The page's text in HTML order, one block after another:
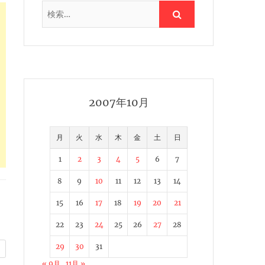
2007年10月
月 火 水 木 金 土 日
1 2 3 4 5 6 7
8 9 10 11 12 13 14
15 16 17 18 19 20 21
22 23 24 25 26 27 28
29 30
31